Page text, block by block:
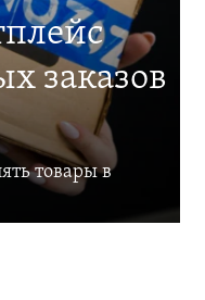
заказов
товары в